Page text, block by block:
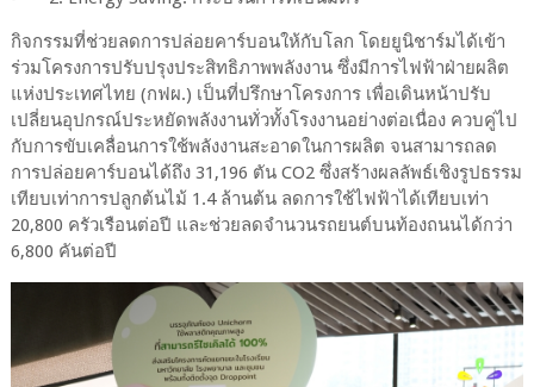
กิจกรรมที่ช่วยลดการปล่อยคาร์บอนให้กับโลก โดยยูนิชาร์มได้เข้า
ร่วมโครงการปรับปรุงประสิทธิภาพพลังงาน ซึ่งมีการไฟฟ้าฝ่ายผลิต
แห่งประเทศไทย (กฟผ.) เป็นที่ปรึกษาโครงการ เพื่อเดินหน้าปรับ
เปลี่ยนอุปกรณ์ประหยัดพลังงานทั่วทั้งโรงงานอย่างต่อเนื่อง ควบคู่ไป
กับการขับเคลื่อนการใช้พลังงานสะอาดในการผลิต จนสามารถลด
การปล่อยคาร์บอนได้ถึง 31,196 ตัน CO2 ซึ่งสร้างผลลัพธ์เชิงรูปธรรม
เทียบเท่าการปลูกต้นไม้ 1.4 ล้านต้น ลดการใช้ไฟฟ้าได้เทียบเท่า
20,800 ครัวเรือนต่อปี และช่วยลดจำนวนรถยนต์บนท้องถนนได้กว่า
6,800 คันต่อปี